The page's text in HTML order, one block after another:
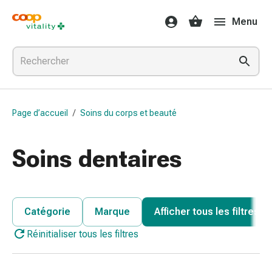
Médicaments
et
santé
Grippe
et
Refroidissement
pour
gorge
Médicaments
grippe
le
Menu
Page d’accueil / Soins du corps et beauté
Soins dentaires
Catégorie Marque
Afficher tous les filtres
Réinitialiser tous les filtres